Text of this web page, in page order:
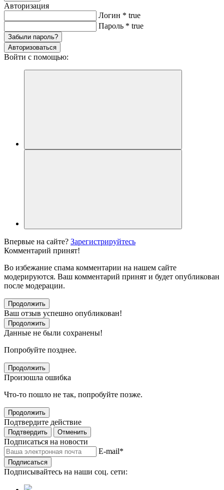
Авторизация
Логин * true
Пароль * true
Забыли пароль?
Авторизоваться
Войти с помощью:
Впервые на сайте? Зарегистрируйтесь
Комментарий принят!
Во избежание спама комментарии на нашем сайте
модерируются. Ваш комментарий принят и будет опубликован
после модерации.
Продолжить
Ваш отзыв успешно опубликован!
Продолжить
Данные не были сохранены!
Попробуйте позднее.
Продолжить
Произошла ошибка
Что-то пошло не так, попробуйте позже.
Продолжить
Подтвердите действие
Подтвердить Отменить
Подписаться на новости
E-mail*
Подписаться
Подписывайтесь на наши соц. сети: